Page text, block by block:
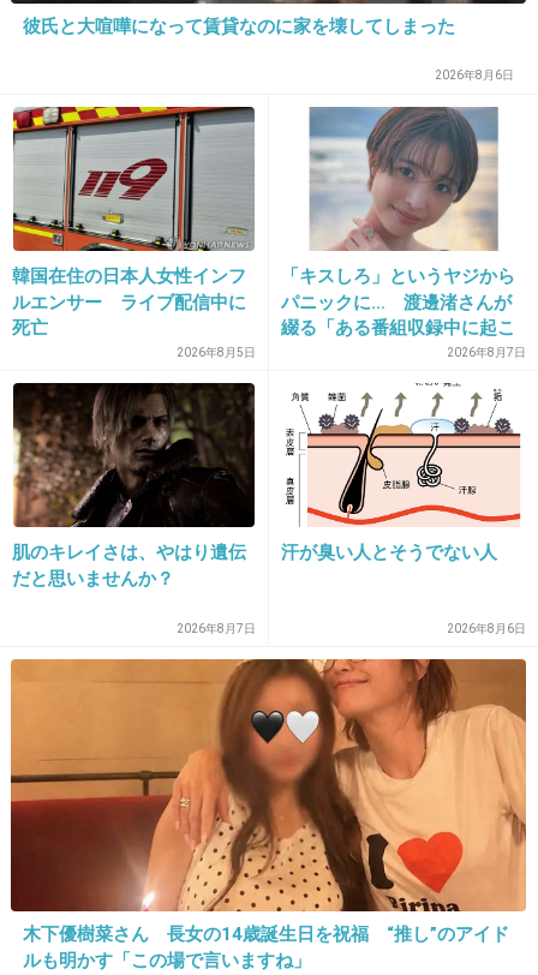
25. 匿名2013/05/27(月) 23:07:15
妬んでしまった自分に後で自己嫌悪になるだ
け…
-70
26. 匿名2013/05/27(月) 23:07:34
また荒れそうなトピを･･(￣_￣|||)
私は不快じゃないです。
ただ、マタニティマークが必要な世の中に、な
んだかなーと思う。
+318
か、脂肪なのかわからないひともいる。
それに、マタニティーマークをチラつかせ、
【席を譲れ。】みたいにガン見してくる人もい
るのは事実だよね。
+426 -48
彼氏と大喧嘩になって賃貸なのに家を壊してしまった
2026年8月6日
韓国在住の日本人女性インフ
ルエンサー ライブ配信中に
死亡
2026年8月5日
「キスしろ」というヤジから
パニックに… 渡邊渚さんが
綴る「ある番組収録中に起こ
ったフラッシュバック」2026年8月7日
肌のキレイさは、やはり遺伝
だと思いませんか？
2026年8月7日
汗が臭い人とそうでない人
2026年8月6日
木下優樹菜さん 長女の14歳誕生日を祝福 “推し”のアイド
ルも明かす「この場で言いますね」